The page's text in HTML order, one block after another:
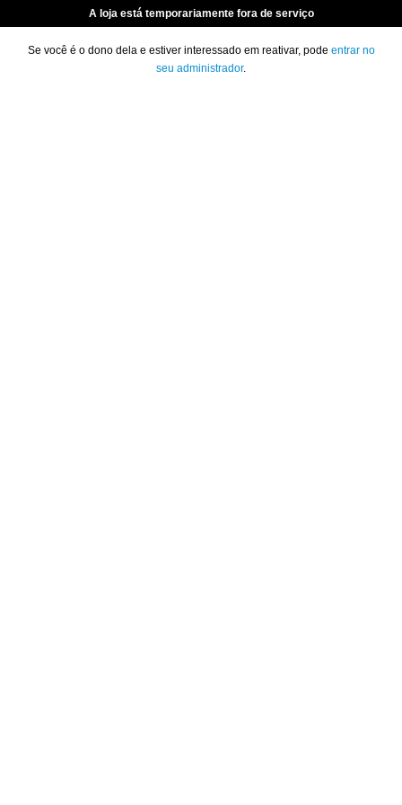
A loja está temporariamente fora de serviço
Se você é o dono dela e estiver interessado em reativar, pode entrar no
seu administrador.